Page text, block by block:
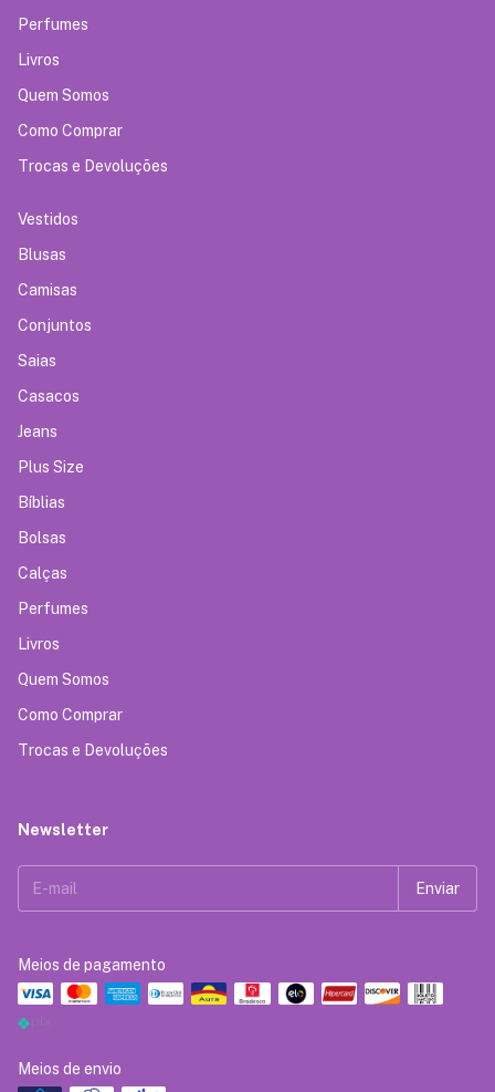
Perfumes
Livros
Quem Somos
Como Comprar
Trocas e Devoluções
Vestidos
Blusas
Camisas
Conjuntos
Saias
Casacos
Jeans
Plus Size
Bíblias
Bolsas
Calças
Perfumes
Livros
Quem Somos
Como Comprar
Trocas e Devoluções
Newsletter
Meios de pagamento
Meios de envio